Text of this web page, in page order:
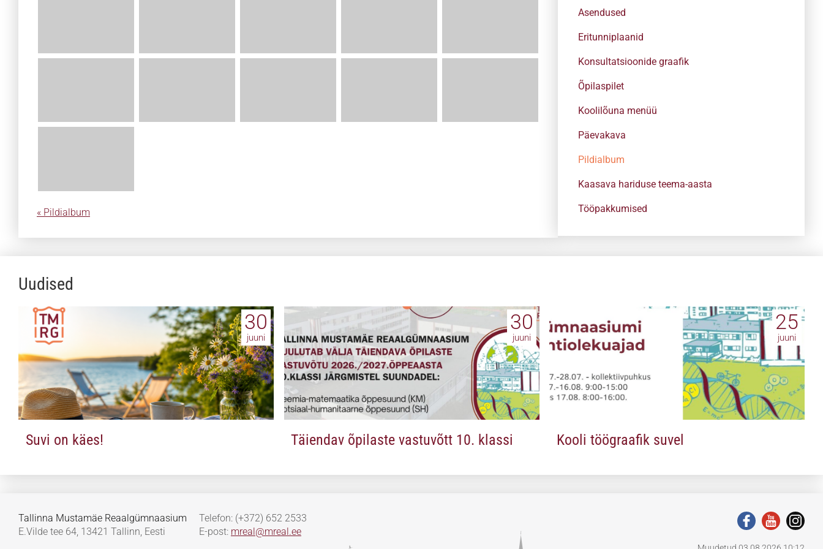
« Pildialbum
Asendused
Eritunniplaanid
Konsultatsioonide graafik
Õpilaspilet
Koolilõuna menüü
Päevakava
Pildialbum
Kaasava hariduse teema-aasta
Tööpakkumised
Uudised
30
juuni
Suvi on käes!
30
juuni
Täiendav õpilaste vastuvõtt 10. klassi
25
juuni
Kooli töögraafik suvel
Tallinna Mustamäe Reaalgümnaasium
E.Vilde tee 64, 13421 Tallinn, Eesti
Telefon: (+372) 652 2533
E-post: mreal@mreal.ee